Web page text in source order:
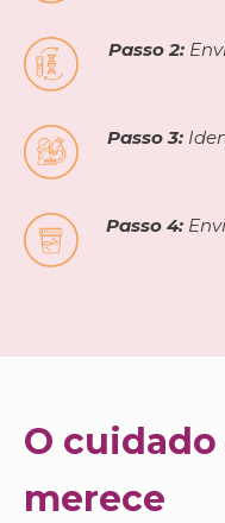
Passo 2:
Passo 3:
Passo 4:
O
merece